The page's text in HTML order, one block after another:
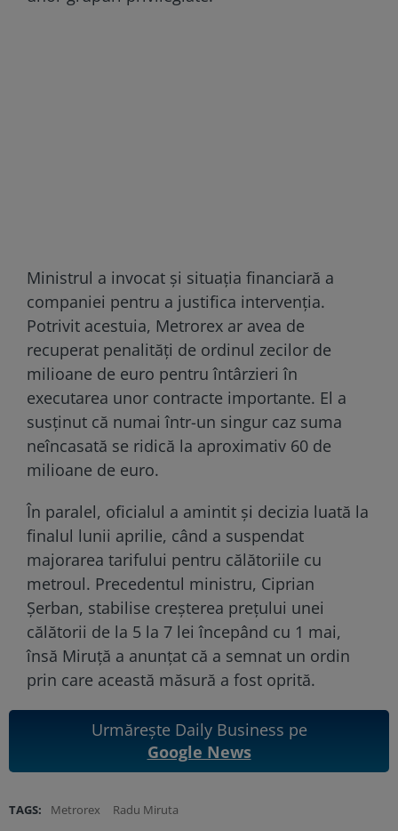
Ministrul a invocat și situația financiară a
companiei pentru a justifica intervenția.
Potrivit acestuia, Metrorex ar avea de
recuperat penalități de ordinul zecilor de
milioane de euro pentru întârzieri în
executarea unor contracte importante. El a
susținut că numai într-un singur caz suma
neîncasată se ridică la aproximativ 60 de
milioane de euro.
În paralel, oficialul a amintit și decizia luată la
finalul lunii aprilie, când a suspendat
majorarea tarifului pentru călătoriile cu
metroul. Precedentul ministru, Ciprian
Șerban, stabilise creșterea prețului unei
călătorii de la 5 la 7 lei începând cu 1 mai,
însă Miruță a anunțat că a semnat un ordin
prin care această măsură a fost oprită.
Urmărește Daily Business pe
Google News
TAGS: Metrorex Radu Miruta